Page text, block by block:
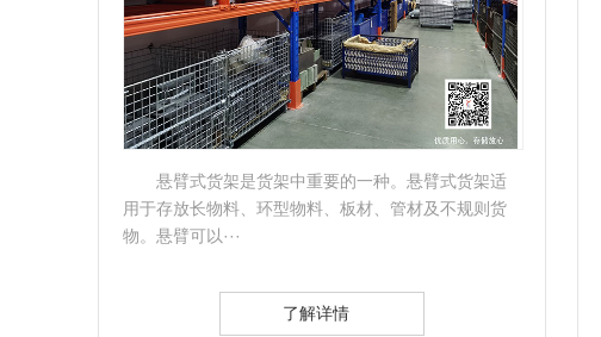
悬臂式货架是货架中重要的一种。悬臂式货架适
用于存放长物料、环型物料、板材、管材及不规则货
物。悬臂可以···
了解详情